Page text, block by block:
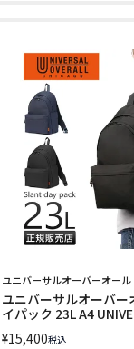
ユニバーサルオーバーオール
ユニバーサルオーバー
イパック 23L A4
¥15,400税込